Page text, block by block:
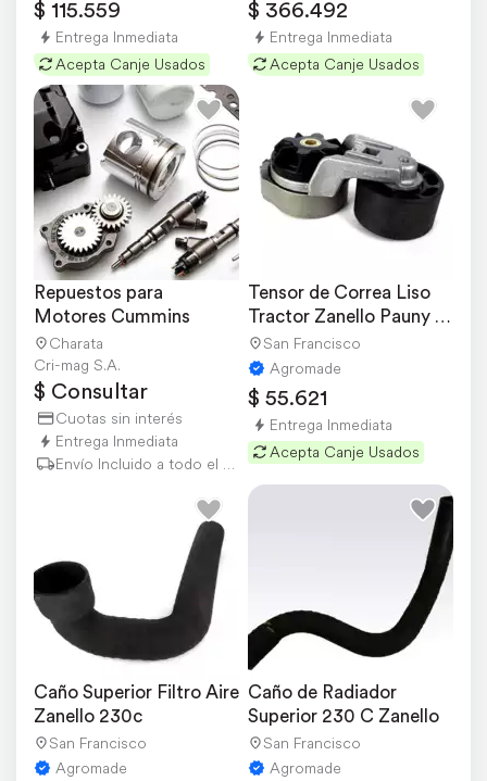
$ 115.559
Entrega Inmediata
Acepta Canje Usados
$ 366.492
Entrega Inmediata
Acepta Canje Usados
Repuestos para
Motores Cummins
Charata
Cri-mag S.A.
$ Consultar
Cuotas sin interés
Entrega Inmediata
Envío Incluido a todo el país
Tensor de Correa Liso
Tractor Zanello Pauny
Linea Cummins
San Francisco
Agromade
$ 55.621
Entrega Inmediata
Acepta Canje Usados
Caño Superior Filtro Aire
Zanello 230c
San Francisco
Agromade
Caño de Radiador
Superior 230 C Zanello
San Francisco
Agromade